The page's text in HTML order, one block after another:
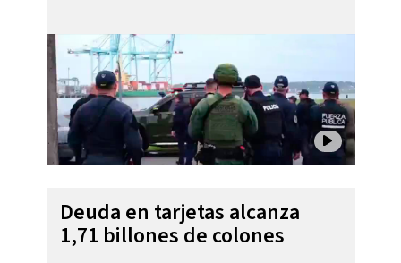
Deuda en tarjetas alcanza
1,71 billones de colones